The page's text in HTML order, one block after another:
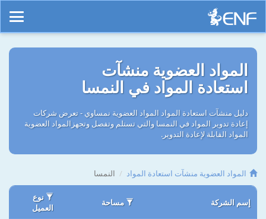
المواد العضوية منشآت
استعادة المواد في النمسا
دليل منشآت استعادة المواد المواد العضوية نمساوي - تعرض شركات
إعادة تدوير المواد في النمسا والتي تستلم وتفصل وتجهزالمواد العضوية
المواد القابلة لإعادة التدوير.
المواد العضوية منشآت استعادة المواد النمسا
إسم الشركة مساحة
نوع
العميل